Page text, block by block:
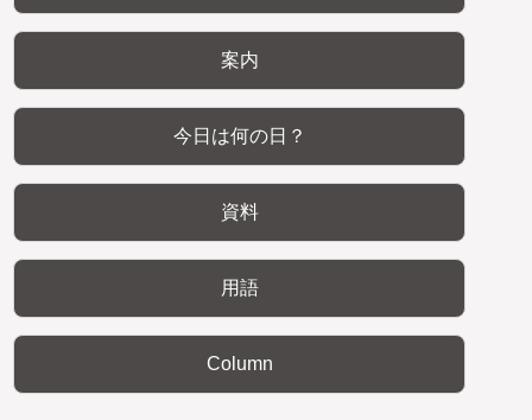
案内
今日は何の日？
資料
用語
Column